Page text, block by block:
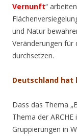
Vernunft“
und Natur
Veränderungen für
durchsetzen.
Deutschland hat
Dass das Thema
Thema der
Gruppierungen in